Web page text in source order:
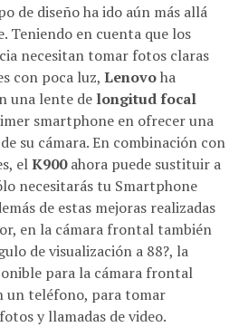
de diseño ha ido aún más allá
Teniendo en cuenta que los
necesitan tomar fotos claras
con poca luz, Lenovoha
una lente de longitud focal
smartphone en ofrecer una
su cámara. En combinación con
el K900ahora puede sustituir a
necesitarás tu Smartphone
de estas mejoras realizadas
en la cámara frontal también
de visualización a 88?, la
para la cámara frontal
un teléfono, para tomar
y llamadas de video.